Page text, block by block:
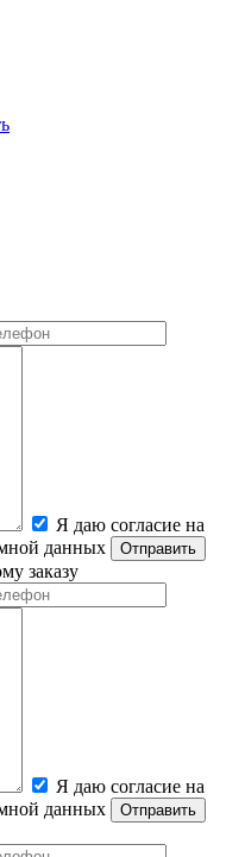
Я даю согласие на
данных
заказу
Я даю согласие на
данных